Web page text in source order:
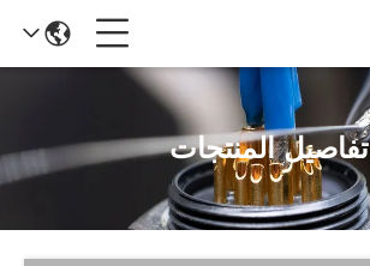
تفاصيل المنتجات